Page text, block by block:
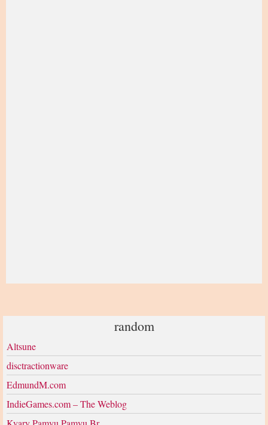
random
Altsune
disctractionware
EdmundM.com
IndieGames.com – The Weblog